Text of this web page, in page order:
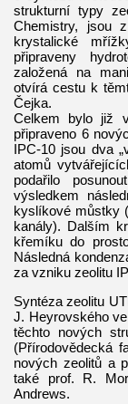
strukturní typy
Chemistry, jsou
krystalické
připraveny
založená na
otvírá cestu k
Čejka.
Celkem bylo již
připraveno 6
IPC-10 jsou dva
atomů
podařilo
výsledkem
kyslíkové můstky
kanály). Dalším
křemíku do
Následná
za vzniku zeolitu
Syntéza zeolitu
J. Heyrovského
těchto nových
(Přírodovědecká
nových zeolitů a
také prof. R.
Andrews.